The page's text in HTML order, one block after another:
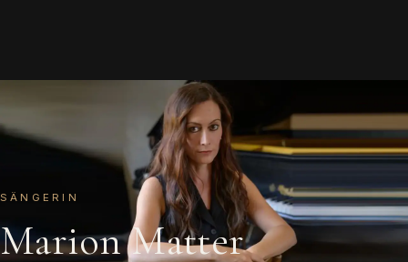
SÄNGERIN
Marion Matter